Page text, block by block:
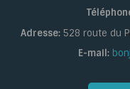
Adresse:528 route du
E-mail: